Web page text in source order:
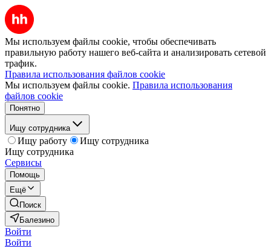
Мы используем файлы cookie, чтобы обеспечивать
правильную работу нашего веб-сайта и анализировать сетевой
трафик.
Правила использования файлов cookie
Мы используем файлы cookie. Правила использования
файлов cookie
Понятно
Ищу сотрудника
Ищу работу
Ищу сотрудника
Ищу сотрудника
Сервисы
Помощь
Ещё
Поиск
Балезино
Войти
Войти